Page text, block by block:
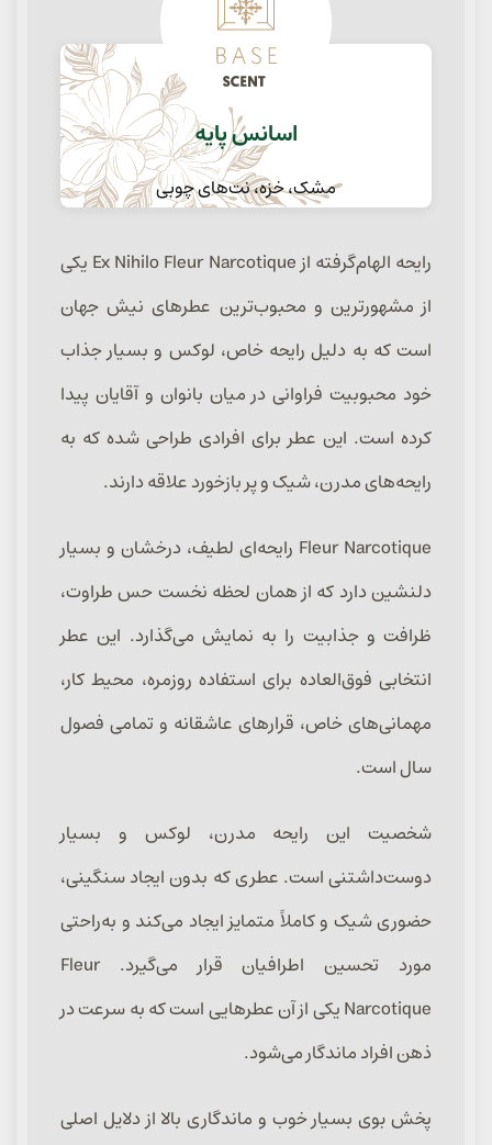
اسانس پایه
مشک، خزه، نت‌های چوبی
رایحه الهام‌گرفته از Ex Nihilo Fleur Narcotique یکی
از مشهورترین و محبوب‌ترین عطرهای نیش جهان
است که به دلیل رایحه خاص، لوکس و بسیار جذاب
خود محبوبیت فراوانی در میان بانوان و آقایان پیدا
کرده است. این عطر برای افرادی طراحی شده که به
رایحه‌های مدرن، شیک و پر بازخورد علاقه دارند.
Fleur Narcotique رایحه‌ای لطیف، درخشان و بسیار
دلنشین دارد که از همان لحظه نخست حس طراوت،
ظرافت و جذابیت را به نمایش می‌گذارد. این عطر
انتخابی فوق‌العاده برای استفاده روزمره، محیط کار،
مهمانی‌های خاص، قرارهای عاشقانه و تمامی فصول
سال است.
شخصیت این رایحه مدرن، لوکس و بسیار
دوست‌داشتنی است. عطری که بدون ایجاد سنگینی،
حضوری شیک و کاملاً متمایز ایجاد می‌کند و به‌راحتی
مورد تحسین اطرافیان قرار می‌گیرد. Fleur
Narcotique یکی از آن عطرهایی است که به سرعت در
ذهن افراد ماندگار می‌شود.
پخش بوی بسیار خوب و ماندگاری بالا از دلایل اصلی